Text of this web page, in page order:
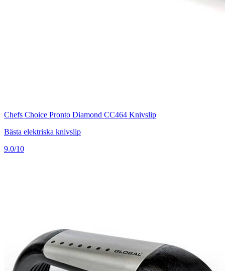
Chefs Choice Pronto Diamond CC464 Knivslip
Bästa elektriska knivslip
9.0/10